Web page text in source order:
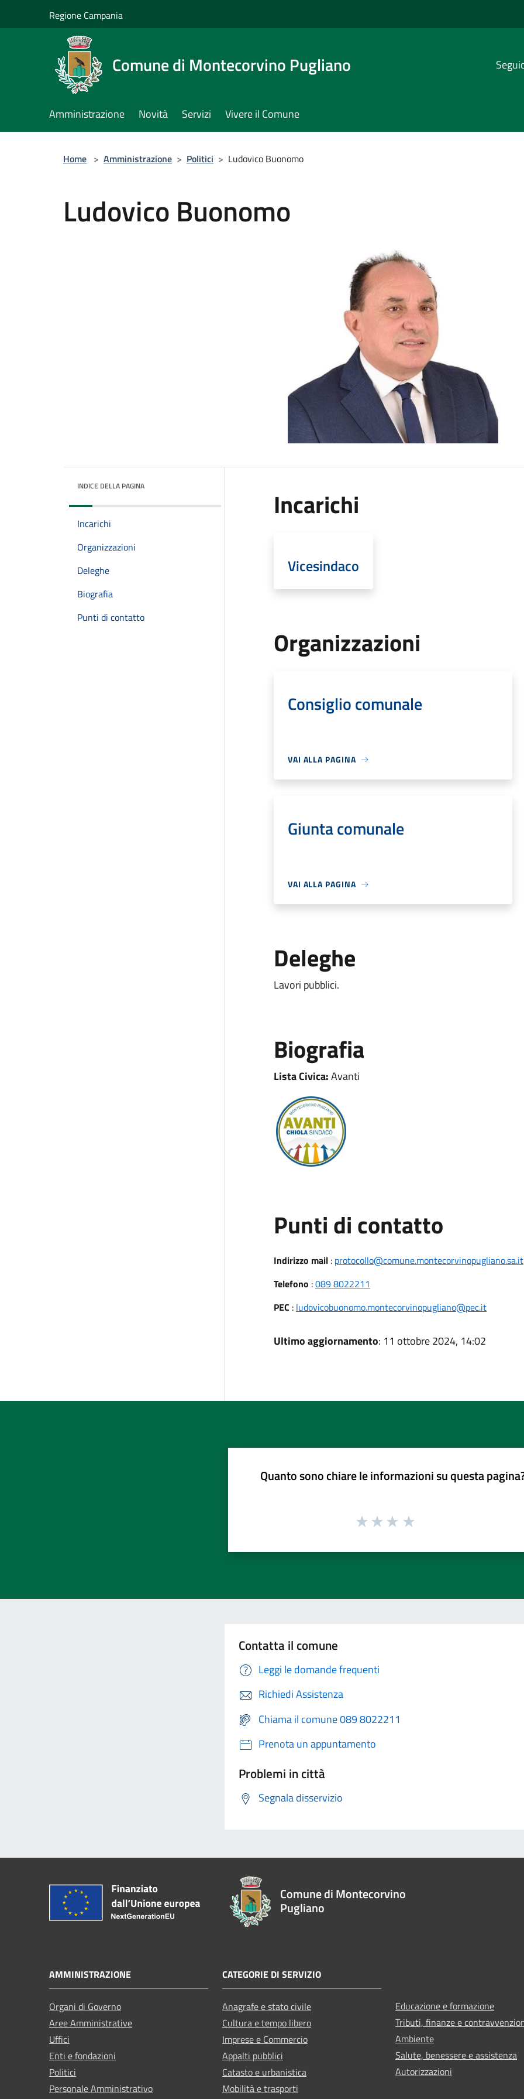
Regione Campania
Comune di Montecorvino Pugliano
Amministrazione Novità Servizi Vivere il Comune
Home > Amministrazione > Politici > Ludovico Buonomo
Ludovico Buonomo
INDICE DELLA PAGINA
Incarichi
Organizzazioni
Deleghe
Biografia
Punti di contatto
Incarichi
Vicesindaco
Organizzazioni
Consiglio comunale
VAI ALLA PAGINA
Giunta comunale
VAI ALLA PAGINA
Deleghe
Lavori pubblici.
Biografia
Lista Civica:Avanti
Punti di contatto
Indirizzo mail: protocollo@comune.montecorvinopugliano.sa.it
Telefono :089 8022211
PEC : ludovicobuonomo.montecorvinopugliano@pec.it
Ultimo aggiornamento: 11 ottobre 2024, 14:02
Quanto sono chiare le informazioni su questa
Contatta il comune
Leggi le domande frequenti
Richiedi Assistenza
Chiama il comune 089 8022211
Prenota un appuntamento
Problemi in città
Segnala disservizio
Comune di Montecorvino
Pugliano
AMMINISTRAZIONE
Organi di Governo
Aree Amministrative
Uffici
Enti e fondazioni
Politici
Personale Amministrativo
CATEGORIE DI SERVIZIO
Anagrafe e stato civile
Cultura e tempo libero
Imprese e Commercio
Appalti pubblici
Catasto e urbanistica
Mobilità e trasporti
Educazione e formazione
Tributi, finanze e
Ambiente
Salute, benessere e assistenza
Autorizzazioni